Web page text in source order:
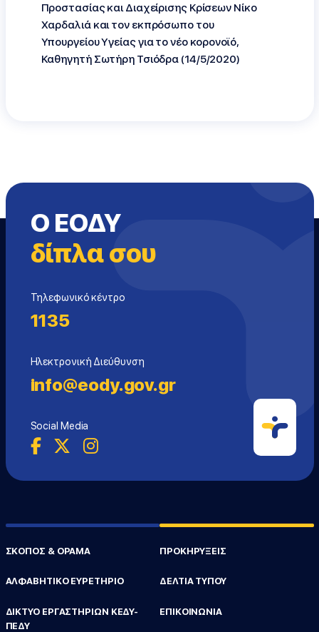
Προστασίας και Διαχείρισης Κρίσεων Νίκο
Χαρδαλιά και τον εκπρόσωπο του
Υπουργείου Υγείας για το νέο κορονοϊό,
Καθηγητή Σωτήρη Τσιόδρα (14/5/2020)
Ο ΕΟΔΥ
δίπλα σου
Τηλεφωνικό κέντρο
1135
Ηλεκτρονική Διεύθυνση
info@eody.gov.gr
Social Media
ΣΚΟΠΟΣ & ΟΡΑΜΑ
ΑΛΦΑΒΗΤΙΚΟ ΕΥΡΕΤΗΡΙΟ
ΔΙΚΤΥΟ ΕΡΓΑΣΤΗΡΙΩΝ ΚΕΔΥ-
ΠΕΔΥ
ΠΡΟΚΗΡΥΞΕΙΣ
ΔΕΛΤΙΑ ΤΥΠΟΥ
ΕΠΙΚΟΙΝΩΝΙΑ